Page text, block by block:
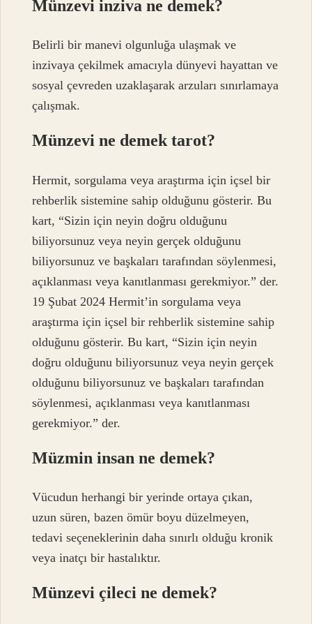
Münzevi inziva ne demek?
Belirli bir manevi olgunluğa ulaşmak ve
inzivaya çekilmek amacıyla dünyevi hayattan ve
sosyal çevreden uzaklaşarak arzuları sınırlamaya
çalışmak.
Münzevi ne demek tarot?
Hermit, sorgulama veya araştırma için içsel bir
rehberlik sistemine sahip olduğunu gösterir. Bu
kart, “Sizin için neyin doğru olduğunu
biliyorsunuz veya neyin gerçek olduğunu
biliyorsunuz ve başkaları tarafından söylenmesi,
açıklanması veya kanıtlanması gerekmiyor.” der.
19 Şubat 2024 Hermit’in sorgulama veya
araştırma için içsel bir rehberlik sistemine sahip
olduğunu gösterir. Bu kart, “Sizin için neyin
doğru olduğunu biliyorsunuz veya neyin gerçek
olduğunu biliyorsunuz ve başkaları tarafından
söylenmesi, açıklanması veya kanıtlanması
gerekmiyor.” der.
Müzmin insan ne demek?
Vücudun herhangi bir yerinde ortaya çıkan,
uzun süren, bazen ömür boyu düzelmeyen,
tedavi seçeneklerinin daha sınırlı olduğu kronik
veya inatçı bir hastalıktır.
Münzevi çileci ne demek?